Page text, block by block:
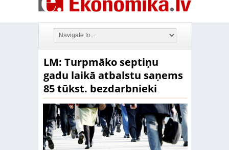
LM: Turpmāko septiņu
gadu laikā atbalstu saņems
85 tūkst. bezdarbnieki